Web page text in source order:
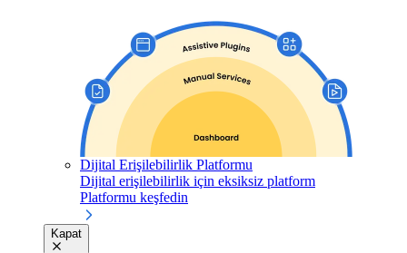
Dijital Erişilebilirlik Platformu
Dijital erişilebilirlik için eksiksiz platform
Platformu keşfedin
Kapat